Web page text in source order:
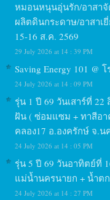
หมอนหนุนอุ่นรัก/อาสาจั
ผลิตดินกระดาษ/อาสาเ
15-16 ส.ค. 2569
29 July 2026 at 14 : 39 PM
Saving Energy 101 @
24 July 2026 at 14 : 09 PM
รุ่น 1 ปี 69 วันเสาร์ที่
ฝัน ( ซ่อมแซม + ทาสีอา
คลอง17 อ.องครักษ์ จ.น
24 July 2026 at 14 : 05 PM
รุ่น 5 ปี 69 วันอาทิตย์ที่
แม่น้ำนครนายก + น้ำต
24 July 2026 at 14 : 27 PM